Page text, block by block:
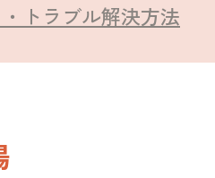
トラブル解決方法